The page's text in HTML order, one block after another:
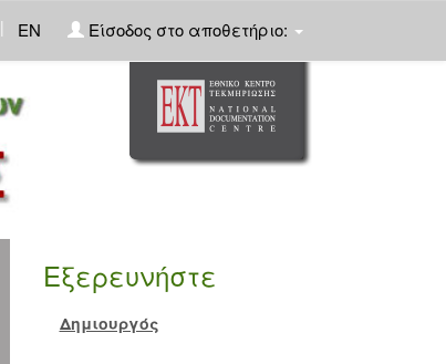
| EN Είσοδος στο αποθετήριο:
Εξερευνήστε
Δημιουργός